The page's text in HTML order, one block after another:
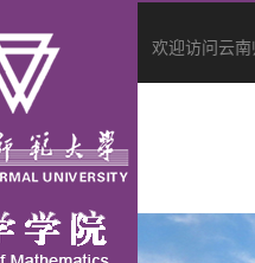
欢迎访问云